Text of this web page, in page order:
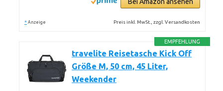
* Anzeige Preis inkl. MwSt., zzgl. Versandkosten
EMPFEHLUNG
travelite Reisetasche Kick Off
Größe M, 50 cm, 45 Liter,
Weekender